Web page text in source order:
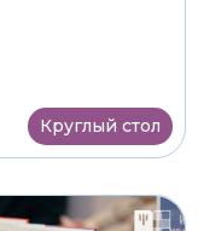
Круглый стол